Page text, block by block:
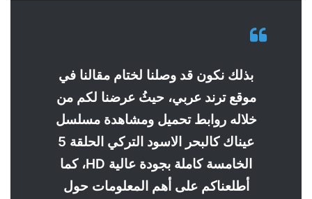
بذلك نكون قد وصلنا لختام مقالنا في
موقع ترند عربي، حيثُ عرضنا لكم من
خلاله روابط تحميل ومشاهدة مسلسل
عيناك كالبحر الاسود التركي الحلقة 5
الخامسة كاملة بجودة عالية HD، كما
أطلعناكم على أهم المعلومات حول